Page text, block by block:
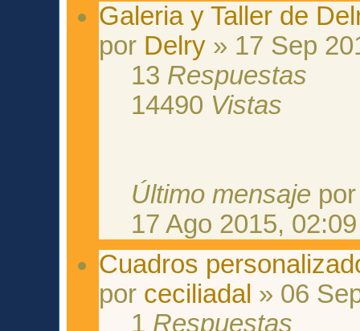
Galeria y Taller de
por Delry » 17 Sep
13 Respuestas
14490 Vistas
Último mensaje
17 Ago 2015, 02:09
Cuadros
por ceciliadal » 06
1 Respuestas